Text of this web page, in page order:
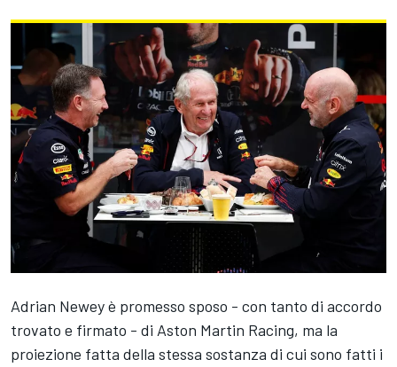
Adrian Newey è promesso sposo - con tanto di accordo
trovato e firmato - di Aston Martin Racing, ma la
proiezione fatta della stessa sostanza di cui sono fatti i